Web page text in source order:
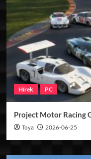
Hírek PC
Project Motor Racing
Toya 2026-06-25